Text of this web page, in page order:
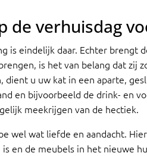
de verhuisdag
is eindelijk daar. Echter brengt
is het van belang dat zij
dient u uw kat in een aparte,
en bijvoorbeeld de drink- en
meekrijgen van de hectiek.
wel wat liefde en aandacht.
en de meubels in het nieuwe